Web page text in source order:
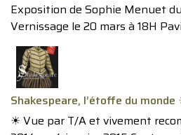
Exposition de Sophie Menuet
Vernissage le 20 mars à 18H
Shakespeare, l’étoffe du monde
☀︎ Vue par T/A et vivement